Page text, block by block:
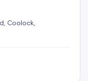
Coolock,